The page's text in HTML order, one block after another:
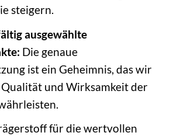
steigern.
ausgewählte
Die genaue
ist ein Geheimnis, das wir
und Wirksamkeit der
für die wertvollen